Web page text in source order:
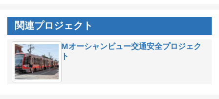
関連プロジェクト
Mオーシャンビュー交通安全プロジェク
ト